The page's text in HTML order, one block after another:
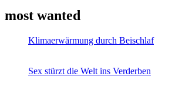
most wanted
Klimaerwärmung durch Beischlaf
Sex stürzt die Welt ins Verderben